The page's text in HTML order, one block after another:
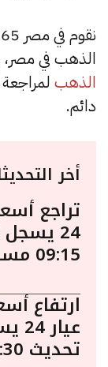
الذهب في
الذهب
دائم.
أخر
تراجع
09:15 مساءًا
ارتفاع
تحديث 08:30 مساءًا